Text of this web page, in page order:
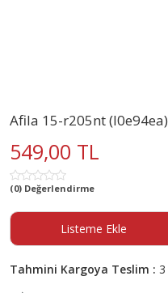
Afila 15-r205nt
549,00 TL
(0) Değerlendirme
Listeme Ekle
Tahmini Kargoya Teslim :